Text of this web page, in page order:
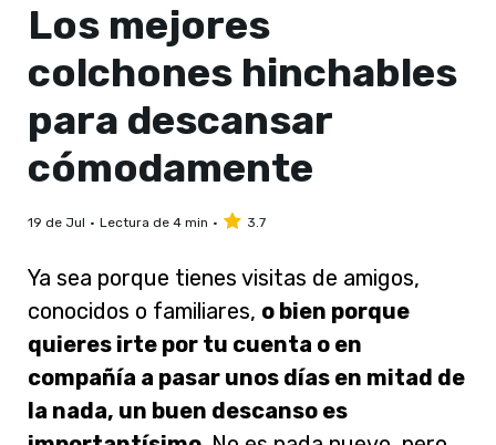
Los mejores
colchones hinchables
para descansar
cómodamente
19 de Jul Lectura de 4 min 3.7
Ya sea porque tienes visitas de amigos,
conocidos o familiares, o bien porque
quieres irte por tu cuenta o en
compañía a pasar unos días en mitad de
la nada, un buen descanso es